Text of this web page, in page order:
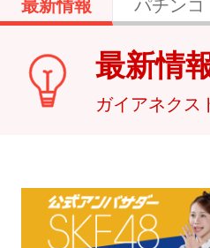
最新情報 パチンコ
最新情
ガイアネクス